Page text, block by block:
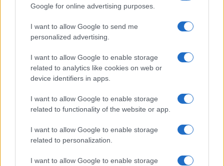
Google for online advertising purposes.
I want to allow Google to send me
personalized advertising.
I want to allow Google to enable storage
related to analytics like cookies on web or
device identifiers in apps.
I want to allow Google to enable storage
related to functionality of the website or app.
I want to allow Google to enable storage
related to personalization.
I want to allow Google to enable storage